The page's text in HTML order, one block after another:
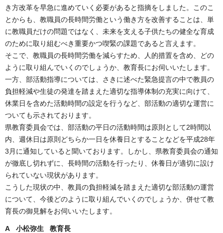
き方改革を早急に進めていく必要があると指摘をしました。このこ
とからも、教職員の長時間労働という働き方を改善することは、単
に教職員だけの問題ではなく、未来を支える子供たちの健全な育成
のために取り組むべき重要かつ喫緊の課題であると言えます。
そこで、教職員の長時間労働を減らすため、人的措置を含め、どの
ように取り組んでいくのでしょうか、教育長にお伺いいたします。
一方、部活動指導については、さきに述べた緊急提言の中で教員の
負担軽減や生徒の発達を踏まえた適切な指導体制の充実に向けて、
休業日を含めた活動時間の設定を行うなど、部活動の適切な運営に
ついても示されております。
県教育委員会では、部活動の平日の活動時間は原則として2時間以
内、週休日は原則どちらか一日を休養日とすることなどを平成28年
3月に通知していると聞いております。しかし、県教育委員会の通知
が徹底し切れずに、長時間の活動を行ったり、休養日が適切に設け
られていない現状があります。
こうした現状の中、教員の負担軽減を踏まえた適切な部活動の運営
について、今後どのように取り組んでいくのでしょうか、併せて教
育長の御見解をお伺いいたします。
A 小松弥生 教育長